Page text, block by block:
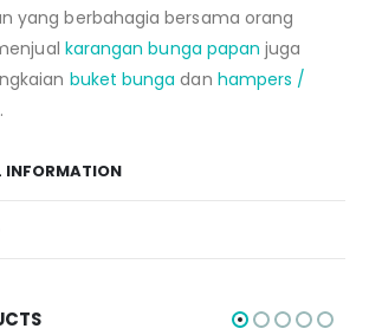
yang berbahagia bersama orang
karangan bunga papan juga
buket bunga dan hampers /